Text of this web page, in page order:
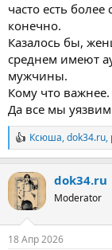
часто есть
конечно.
Казалось бы,
среднем имеют
мужчины.
Кому что
Да все мы
Р
е
к
ц
и
Ксюша,dok34.ru,
dok34.ru
Moderator
18 Апр 2026